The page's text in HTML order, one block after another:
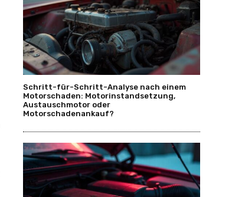
Schritt-für-Schritt-Analyse nach einem
Motorschaden: Motorinstandsetzung,
Austauschmotor oder
Motorschadenankauf?